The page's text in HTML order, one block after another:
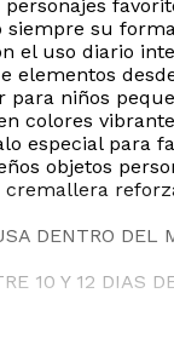
siempre su
el uso diario
elementos
para niños
colores
especial para
objetos
DENTRO DEL
10 Y 12 DIAS